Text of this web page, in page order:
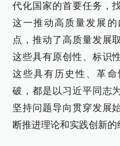
代化国家的首要任务，
这一推动高质量发展
点，推动了高质量发展
这些具有原创性、标识
这些具有历史性、革
破，都是以习近平同志
坚持问题导向贯穿发展
断推进理论和实践创新的